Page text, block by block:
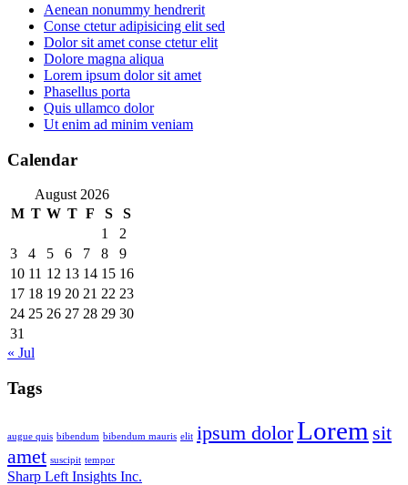
Aenean nonummy hendrerit
Conse ctetur adipisicing elit sed
Dolor sit amet conse ctetur elit
Dolore magna aliqua
Lorem ipsum dolor sit amet
Phasellus porta
Quis ullamco dolor
Ut enim ad minim veniam
Calendar
August 2026
M T W T F S
S
1
2
3
4 5 6 7 8
9
10 11 12 13 14 15 16
17 18 19 20 21 22 23
24 25 26 27 28 29 30
31
« Jul
Tags
augue quis bibendum bibendum mauris elit ipsum dolorLorem sit
amet suscipit tempor
Sharp Left Insights Inc.